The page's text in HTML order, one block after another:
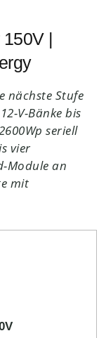
|
nächste Stufe
V-Bänke bis
seriell
vier
Module an
mit